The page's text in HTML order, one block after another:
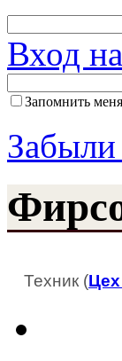
Вход
Запомнить меня
Забыли
Техник (